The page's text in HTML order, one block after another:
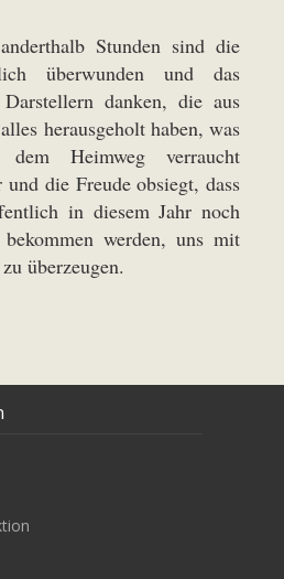
Stunden sind die
überwunden und das
danken, die aus
herausgeholt haben, was
Heimweg verraucht
die Freude obsiegt, dass
in diesem Jahr noch
werden, uns mit
überzeugen.